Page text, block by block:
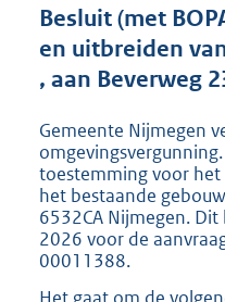
Besluit (met
en uitbreiden
, aan Beverweg
Gemeente Nijmegen
toestemming voor
het bestaande
6532CA Nijmegen.
2026 voor de
00011388.